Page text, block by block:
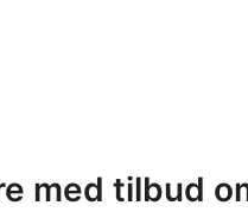
med tilbud